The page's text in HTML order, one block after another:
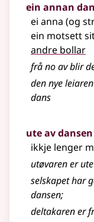
ein annan
ei anna (og
ein motsett
andre bollar
frå no av blir
den nye
dans
ute av dansen
ikkje lenger
utøvaren er
selskapet har
dansen;
deltakaren er